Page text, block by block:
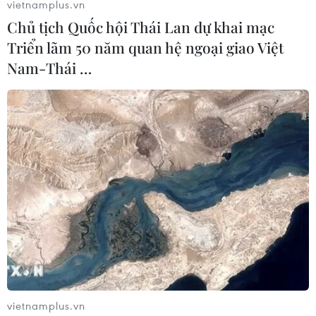
Chứng khoán Phố Wall tăng điểm bất chấp
số liệu kinh tế Mỹ yếu kém
09/05/2020 04:22
Chứng khoán toàn cầu chốt lại một tuần “thăng hoa,"
khi sự lạc quan về việc các quốc gia nới lỏng biện pháp
phong tỏa và mở cửa nền kinh tế trở lại đã vượt xa
những lo sợ về suy thoái toàn cầu.
vietnamplus.vn
Chủ tịch Quốc hội Thái Lan dự khai mạc
Triển lãm 50 năm quan hệ ngoại giao Việt
Nam-Thái …
vietnamplus.vn